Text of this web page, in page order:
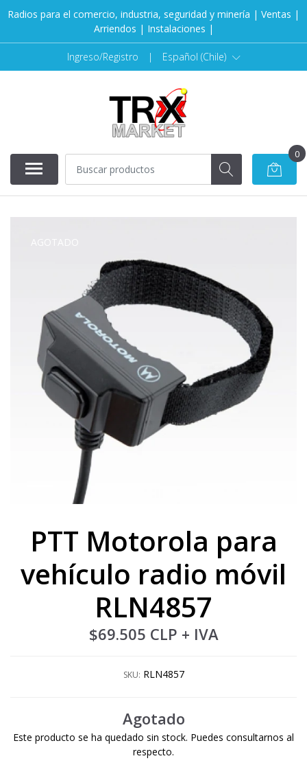
Radios para el comercio, industria, seguridad y minería | Ventas |
Arriendos | Instalaciones |
Ingreso/Registro | Español (Chile)
0
AGOTADO
PTT Motorola para
vehículo radio móvil
RLN4857
$69.505 CLP + IVA
SKU: RLN4857
Agotado
Este producto se ha quedado sin stock. Puedes consultarnos al
respecto.